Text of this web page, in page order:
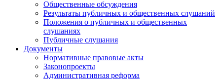
Общественные обсуждения
Результаты публичных и общественных слушаний
Положения о публичных и общественных
слушаниях
Публичные слушания
Документы
Нормативные правовые акты
Законопроекты
Административная реформа